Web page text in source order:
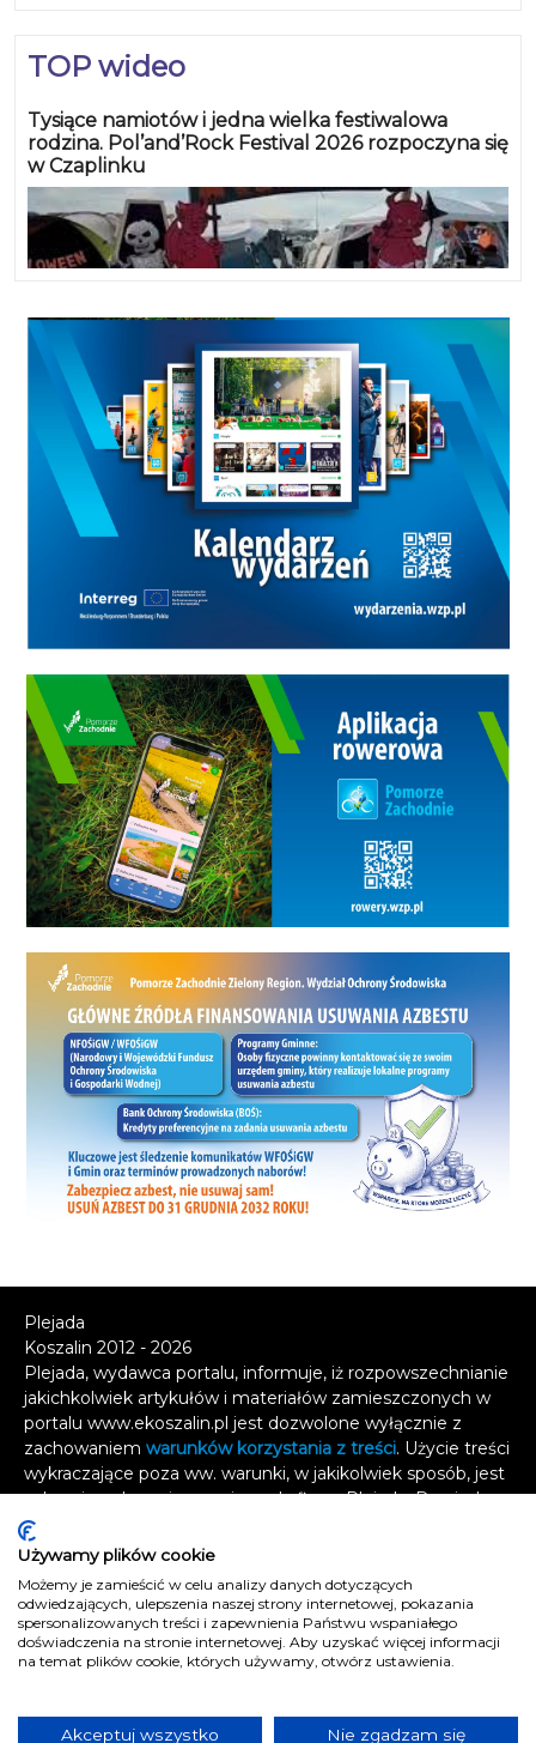
TOP wideo
Tysiące namiotów i jedna wielka festiwalowa
rodzina. Pol’and’Rock Festival 2026 rozpoczyna się
w Czaplinku
Plejada
Koszalin 2012 - 2026
Plejada, wydawca portalu, informuje, iż rozpowszechnianie
jakichkolwiek artykułów i materiałów zamieszczonych w
portalu www.ekoszalin.pl jest dozwolone wyłącznie z
zachowaniem warunków korzystania z treści. Użycie treści
wykraczające poza ww. warunki, w jakikolwiek sposób, jest
zabronione bez pisemnej zgody firmy Plejada. Dowiedz
się, w jaki sposób możesz uzyskać
wykorzystanie treści.
Naruszenie tych zasad jest łamaniem prawa i grozi
odpowiedzialnością karną.
Wszelkie prawa zastrzeżone.
Kontakt
Używamy plików cookie
Możemy je zamieścić w celu analizy danych dotyczących
odwiedzających, ulepszenia naszej strony internetowej, pokazania
spersonalizowanych treści i zapewnienia Państwu wspaniałego
doświadczenia na stronie internetowej. Aby uzyskać więcej informacji
na temat plików cookie, których używamy, otwórz ustawienia.
Akceptuj wszystko Nie zgadzam się